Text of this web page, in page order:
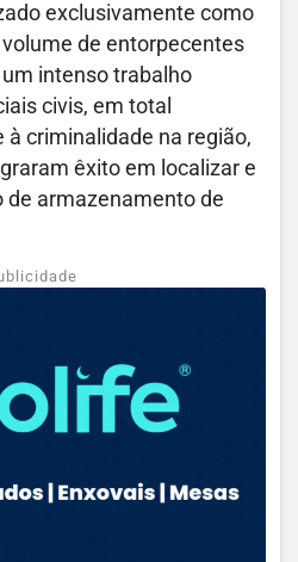
exclusivamente como
de entorpecentes
intenso trabalho
civis, em total
criminalidade na região,
êxito em localizar e
armazenamento de